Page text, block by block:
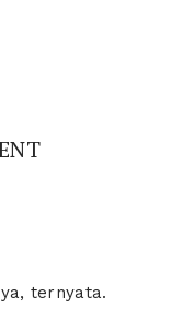
ternyata.